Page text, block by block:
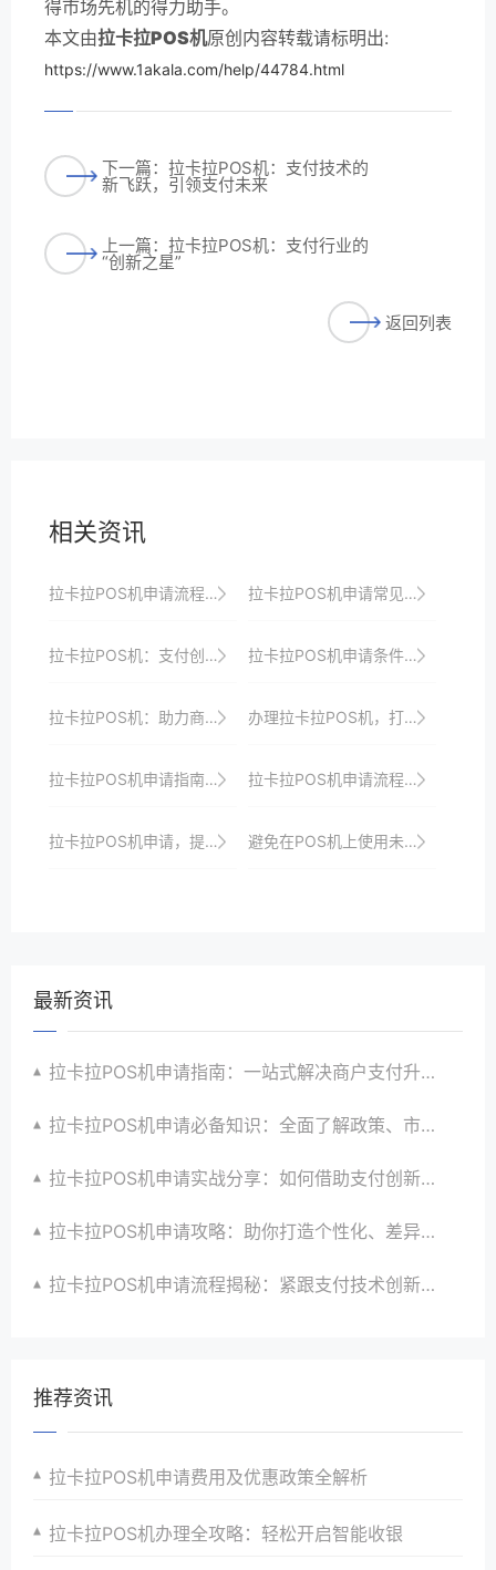
得市场先机的得力助手。
本文由拉卡拉POS机原创内容转载请标明出:
https://www.1akala.com/help/44784.html
下一篇：拉卡拉POS机：支付技术的
新飞跃，引领支付未来
上一篇：拉卡拉POS机：支付行业的
“创新之星”
返回列表
相关资讯
拉卡拉POS机申请流程：线下申请的详细步骤 拉卡拉POS机申请常见问题及解决方案
拉卡拉POS机：支付创新，引领支付新潮流 拉卡拉POS机申请条件：个体户与企业有何区别？
拉卡拉POS机：助力商家赢在支付起跑线 办理拉卡拉POS机，打造智能、便捷、安全的收银系统，引领支付行业新风尚
拉卡拉POS机申请指南：一站式解决商户支付需求 拉卡拉POS机申请流程：从提交到激活全攻略
拉卡拉POS机申请，提升商户支付体验的关键 避免在POS机上使用未经验证的支付方式。
最新资讯
拉卡拉POS机申请指南：一站式解决商户支付升级、智能化与创新需求
拉卡拉POS机申请必备知识：全面了解政策、市场、技术与创新趋势
拉卡拉POS机申请实战分享：如何借助支付创新技术提升商户运营效益与效率
拉卡拉POS机申请攻略：助你打造个性化、差异化支付体验以提升竞争力
拉卡拉POS机申请流程揭秘：紧跟支付技术创新步伐，抢占市场先机
推荐资讯
拉卡拉POS机申请费用及优惠政策全解析
拉卡拉POS机办理全攻略：轻松开启智能收银